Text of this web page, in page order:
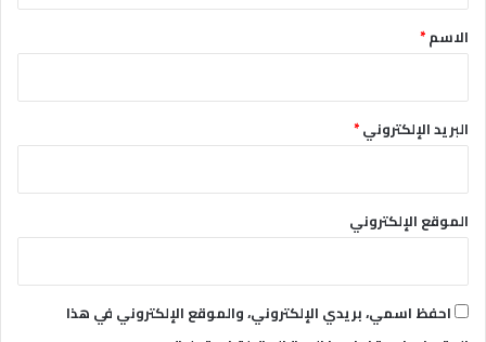
*الاسم*
البريد الإلكتروني*
الموقع الإلكتروني
احفظ اسمي، بريدي الإلكتروني، والموقع الإلكتروني في هذا